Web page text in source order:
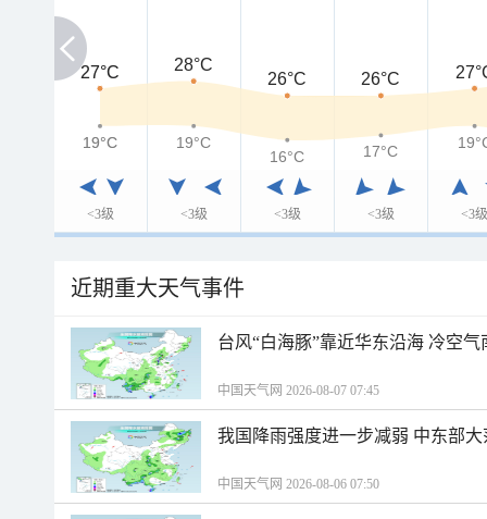
<3级 <3级 <3级 <3级 <3级
27°C
27°C 28°C
26°C 26°C
19°C
19°C
19°C
16°C
17°C
近期重大天气事件
台风“白海豚”靠近华东沿海 冷空
中国天气网 2026-08-07 07:45
我国降雨强度进一步减弱 中东部
中国天气网 2026-08-06 07:50